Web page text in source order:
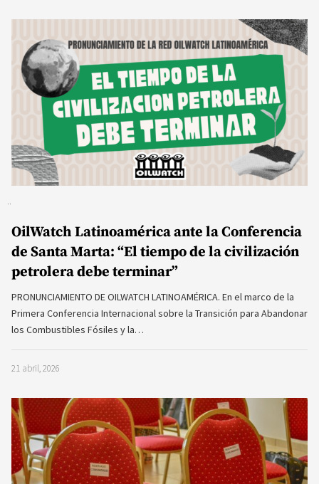
OilWatch Latinoamérica ante la Conferencia
de Santa Marta: “El tiempo de la civilización
petrolera debe terminar”
PRONUNCIAMIENTO DE OILWATCH LATINOAMÉRICA. En el marco de la
Primera Conferencia Internacional sobre la Transición para Abandonar
los Combustibles Fósiles y la…
21 abril, 2026